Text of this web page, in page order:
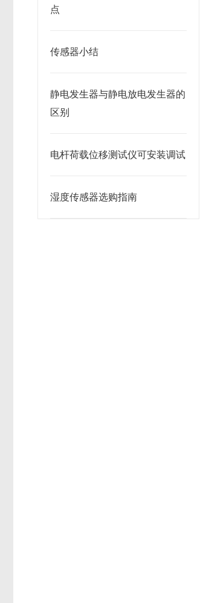
点
传感器小结
静电发生器与静电放电发生器的
区别
电杆荷载位移测试仪可安装调试
湿度传感器选购指南